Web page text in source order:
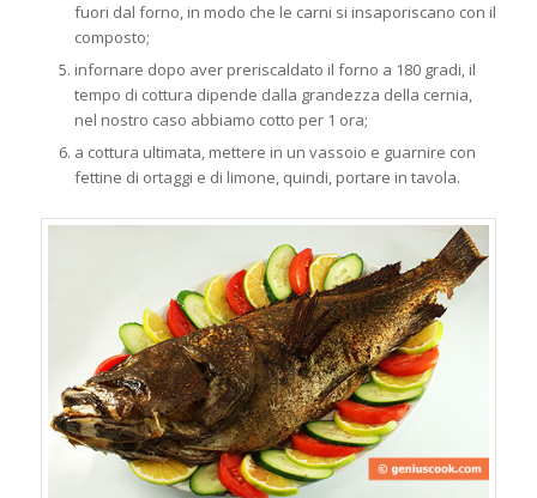
fuori dal forno, in modo che le carni si insaporiscano con il
composto;
infornare dopo aver preriscaldato il forno a 180 gradi, il
tempo di cottura dipende dalla grandezza della cernia,
nel nostro caso abbiamo cotto per 1 ora;
a cottura ultimata, mettere in un vassoio e guarnire con
fettine di ortaggi e di limone, quindi, portare in tavola.